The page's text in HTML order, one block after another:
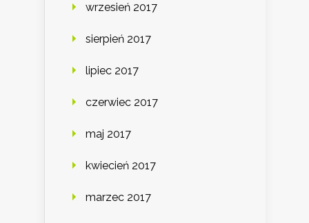
wrzesień 2017
sierpień 2017
lipiec 2017
czerwiec 2017
maj 2017
kwiecień 2017
marzec 2017